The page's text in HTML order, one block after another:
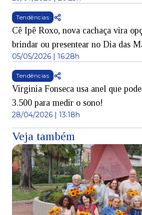
Tendências
Cê Ipê Roxo, nova cachaça vira
brindar ou presentear no Dia das
05/05/2026 | 16:28h
Tendências
Virginia Fonseca usa anel que
3.500 para medir o sono!
28/04/2026 | 13:18h
Veja também